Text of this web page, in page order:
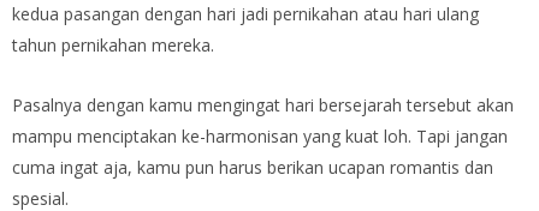
kedua pasangan dengan hari jadi pernikahan atau hari ulang
tahun pernikahan mereka.
Pasalnya dengan kamu mengingat hari bersejarah tersebut akan
mampu menciptakan ke-harmonisan yang kuat loh. Tapi jangan
cuma ingat aja, kamu pun harus berikan ucapan romantis dan
spesial.